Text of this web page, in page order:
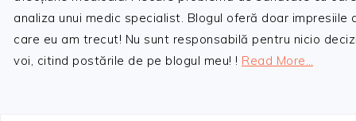
analiza unui medic specialist. Blogul oferă doar impresiile
care eu am trecut! Nu sunt responsabilă pentru nicio
voi, citind postările de pe blogul meu! ! Read More…